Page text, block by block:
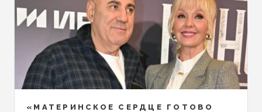
«МАТЕРИНСКОЕ СЕРДЦЕ ГОТОВО